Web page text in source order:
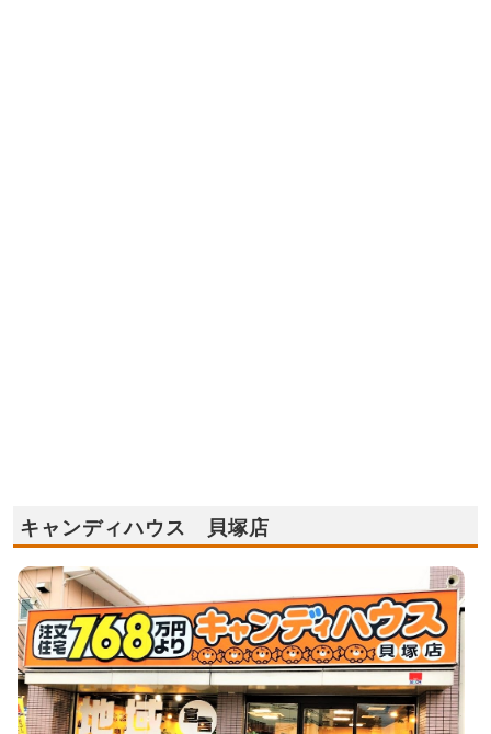
キャンディハウス 貝塚店